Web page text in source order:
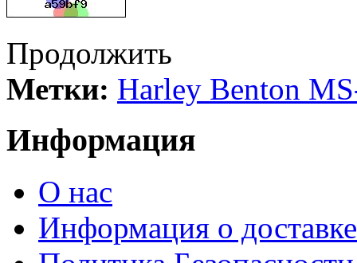
Продолжить
Метки: Harley Benton
Информация
О нас
Информация о доставке